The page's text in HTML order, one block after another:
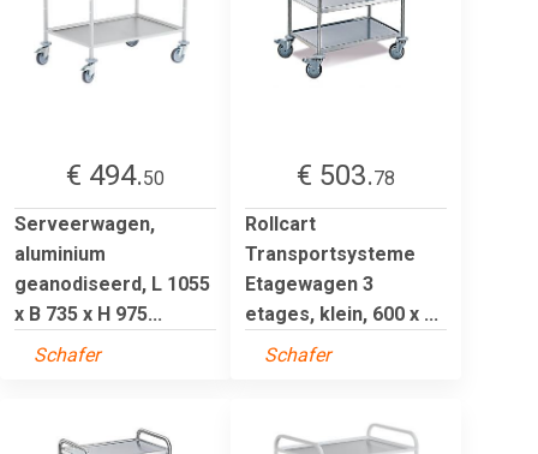
€ 494.50
Serveerwagen,
aluminium
geanodiseerd, L 1055
x B 735 x H 975...
Schafer
€ 503.78
Rollcart
Transportsysteme
Etagewagen 3
etages, klein, 600 x ...
Schafer